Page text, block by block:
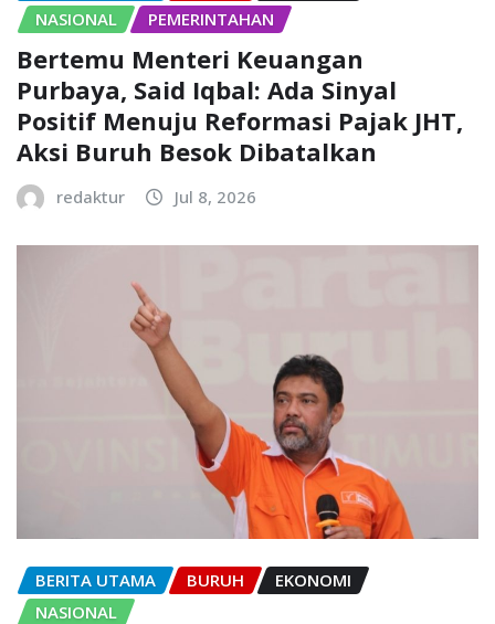
NASIONAL
PEMERINTAHAN
Bertemu Menteri Keuangan
Purbaya, Said Iqbal: Ada Sinyal
Positif Menuju Reformasi Pajak JHT,
Aksi Buruh Besok Dibatalkan
redaktur Jul 8, 2026
BERITA UTAMA BURUH
EKONOMI
NASIONAL